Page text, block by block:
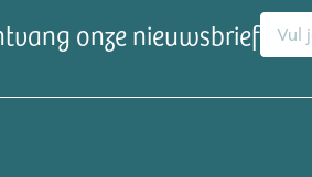
onze nieuwsbrief
E-mailadres